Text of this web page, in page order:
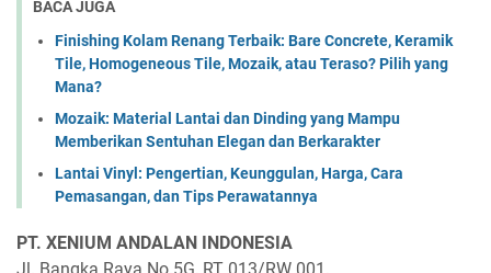
BACA JUGA
Finishing Kolam Renang Terbaik: Bare Concrete, Keramik
Tile, Homogeneous Tile, Mozaik, atau Teraso? Pilih yang
Mana?
Mozaik: Material Lantai dan Dinding yang Mampu
Memberikan Sentuhan Elegan dan Berkarakter
Lantai Vinyl: Pengertian, Keunggulan, Harga, Cara
Pemasangan, dan Tips Perawatannya
PT. XENIUM ANDALAN INDONESIA
Jl. Bangka Raya No.5G, RT 013/RW 001,